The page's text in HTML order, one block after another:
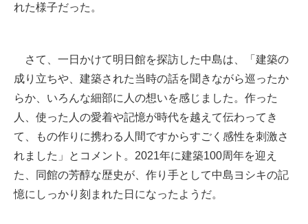
れた様子だった。
さて、一日かけて明日館を探訪した中島は、「建築の
成り立ちや、建築された当時の話を聞きながら巡ったか
らか、いろんな細部に人の想いを感じました。作った
人、使った人の愛着や記憶が時代を越えて伝わってき
て、もの作りに携わる人間ですからすごく感性を刺激さ
れました」とコメント。2021年に建築100周年を迎え
た、同館の芳醇な歴史が、作り手として中島ヨシキの記
憶にしっかり刻まれた日になったようだ。